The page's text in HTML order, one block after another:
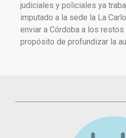
judiciales y policiales ya
imputado a la sede la La
enviar a Córdoba a los
propósito de profundizar la